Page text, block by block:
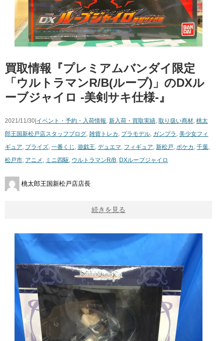
買取情報『プレミアムバンダイ限定
「ウルトラマンR/B(ルーブ)」のDXル
ーブジャイロ ​-美剣サキ仕様-』
2021/11/30|イベント・予約・入荷情報 新入荷・買取実績 取り扱い商材 桃太
郎王国新松戸店スタッフブログ 雑貨 トレカ プラモデル ガンプラ 美少女フィ
ギュア プライズ 一番くじ 遊戯王 デュエマ フィギュア 新松戸 ポケカ 千葉
松戸市 アニメ ミニ四駆 ウルトラマンR/B DXルーブジャイロ
桃太郎王国新松戸店店長
続きを見る